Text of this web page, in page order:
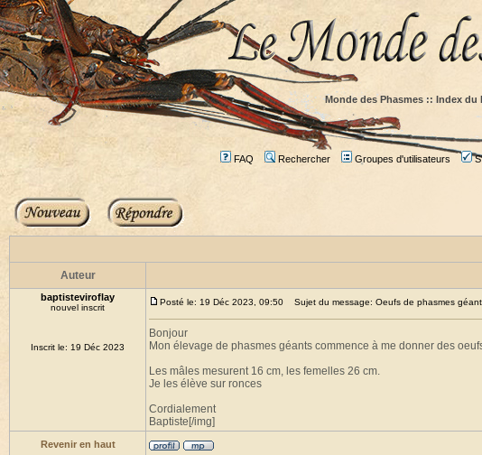
Monde des Phasmes :: Index du
FAQ Rechercher Groupes d'utilisateurs
Auteur
baptisteviroflay
nouvel inscrit
Inscrit le: 19 Déc 2023
Posté le: 19 Déc 2023, 09:50 Sujet du message: Oeufs de phasmes
Bonjour
Mon élevage de phasmes géants commence à me donner des
Les mâles mesurent 16 cm, les femelles 26 cm.
Je les élève sur ronces
Cordialement
Baptiste[/img]
Revenir en haut